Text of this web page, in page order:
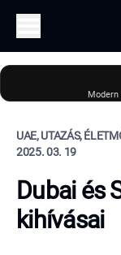
UAE, UTAZÁS,
2025. 03. 19
Dubai és
kihívásai